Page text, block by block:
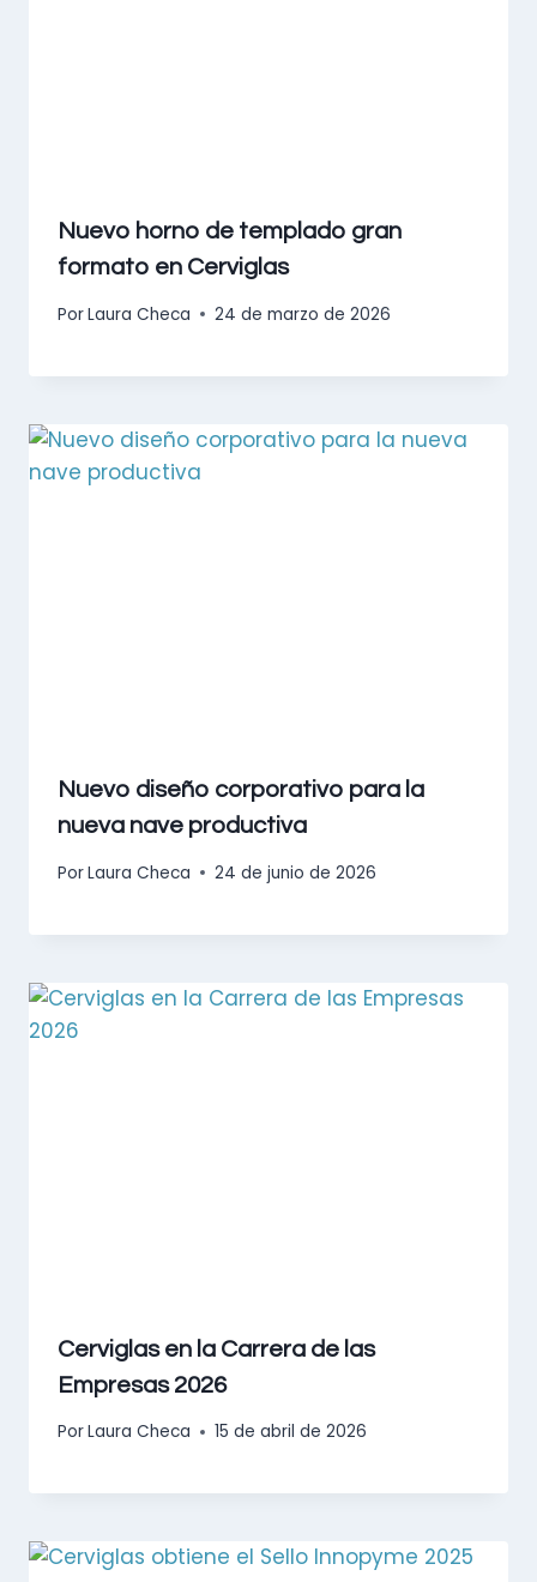
Nuevo horno de templado gran
formato en Cerviglas
PorLaura Checa 24 de marzo de 2026
Nuevo diseño corporativo para la
nueva nave productiva
PorLaura Checa 24 de junio de 2026
Cerviglas en la Carrera de las
Empresas 2026
PorLaura Checa 15 de abril de 2026